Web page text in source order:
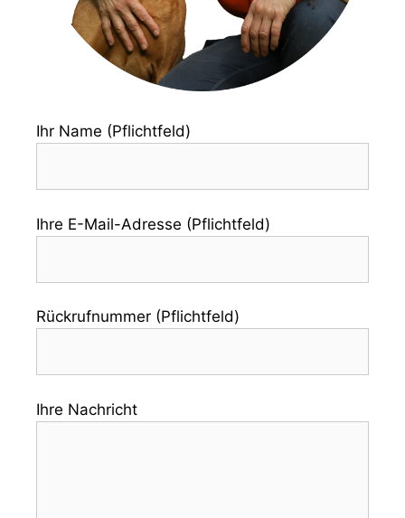
Ihr Name (Pflichtfeld)
Ihre E-Mail-Adresse (Pflichtfeld)
Rückrufnummer (Pflichtfeld)
Ihre Nachricht